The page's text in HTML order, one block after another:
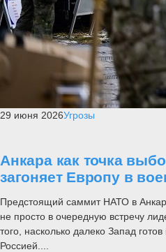
29 июня 2026Угрозы
Анкара как точка
загоняет Европу в
Предстоящий саммит НАТО в
не просто в очередную встречу
того, насколько далеко Запад
Россией....